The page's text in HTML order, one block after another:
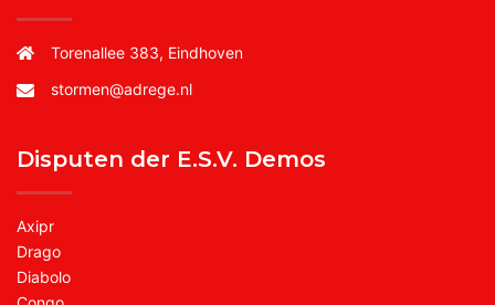
Torenallee 383, Eindhoven
stormen@adrege.nl
Disputen der E.S.V. Demos
Axipr
Drago
Diabolo